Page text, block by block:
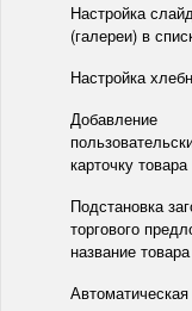
Настройка
(галереи) в
Настройка
Добавление
карточку товара
Подстановка
торгового
название товара
Автоматическая